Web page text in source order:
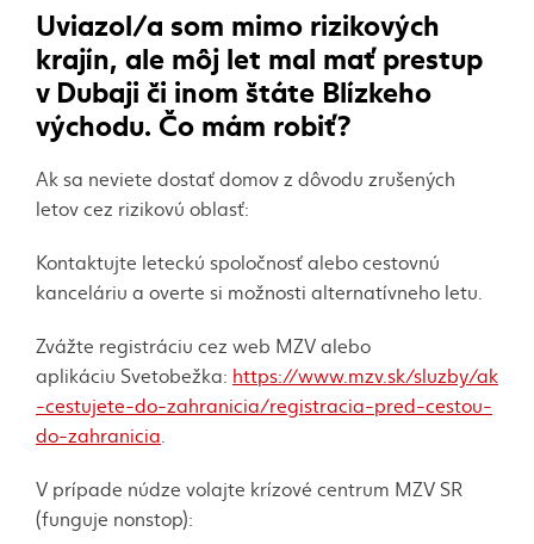
Uviazol/a som mimo rizikových
krajín, ale môj let mal mať prestup
v Dubaji či inom štáte Blízkeho
východu. Čo mám robiť?
Ak sa neviete dostať domov z dôvodu zrušených
letov cez rizikovú oblasť:
Kontaktujte leteckú spoločnosť alebo cestovnú
kanceláriu a overte si možnosti alternatívneho letu.
Zvážte registráciu cez web MZV alebo
aplikáciu Svetobežka: https://www.mzv.sk/sluzby/ak
-cestujete-do-zahranicia/registracia-pred-cestou-
do-zahranicia
V prípade núdze volajte krízové centrum MZV SR
(funguje nonstop):